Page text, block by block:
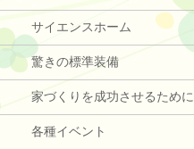
サイエンスホーム
驚きの標準装備
家づくりを成功させるために
各種イベント